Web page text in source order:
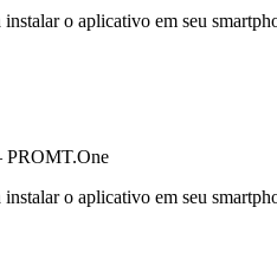
o aplicativo em seu
o aplicativo em seu